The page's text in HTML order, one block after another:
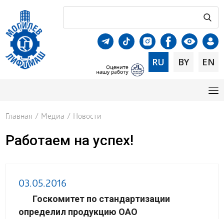
RU BY EN
Главная / Медиа / Новости
Работаем на успех!
03.05.2016
Госкомитет по стандартизации
определил продукцию ОАО